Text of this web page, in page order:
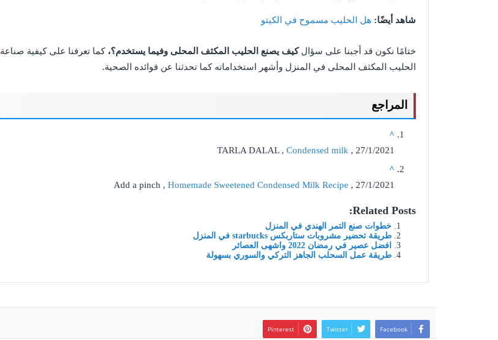
شاهد أيضًا: هل الحليب مسموح في الكيتو
ختامًا نكون قد أجبنا على سؤالكيف يصنع الحليب المكثف المحلى وفيما يستخدم؟،كما تعرفنا على كيفية صناعة
الحليب المكثف المحلى في المنزل وأشهر استخداماته كما تحدثنا عن فوائده الصحية.
المراجع
^
TARLA DALAL , Condensed milk , 27/1/2021
^
Add a pinch , Homemade Sweetened Condensed Milk Recipe , 27/1/2021
Related Posts:
خطوات صنع التمر الهندي في المنزل
طريقة تحضير مشروبات ستاربكس starbucks في المنزل
افضل عصير في رمضان 2022 واشهى العصائر
طريقة عمل السحلب الجاهز التركي والسوري بسهولة
Facebook
Twitter
Pinterest